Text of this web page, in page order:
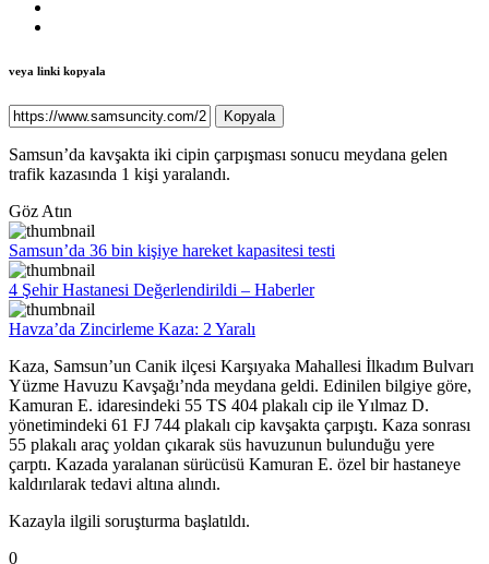
veya linki kopyala
Kopyala
Samsun’da kavşakta iki cipin çarpışması sonucu meydana gelen
trafik kazasında 1 kişi yaralandı.
Göz Atın
Samsun’da 36 bin kişiye hareket kapasitesi testi
4 Şehir Hastanesi Değerlendirildi – Haberler
Havza’da Zincirleme Kaza: 2 Yaralı
Kaza, Samsun’un Canik ilçesi Karşıyaka Mahallesi İlkadım Bulvarı
Yüzme Havuzu Kavşağı’nda meydana geldi. Edinilen bilgiye göre,
Kamuran E. idaresindeki 55 TS 404 plakalı cip ile Yılmaz D.
yönetimindeki 61 FJ 744 plakalı cip kavşakta çarpıştı. Kaza sonrası
55 plakalı araç yoldan çıkarak süs havuzunun bulunduğu yere
çarptı. Kazada yaralanan sürücüsü Kamuran E. özel bir hastaneye
kaldırılarak tedavi altına alındı.
Kazayla ilgili soruşturma başlatıldı.
0